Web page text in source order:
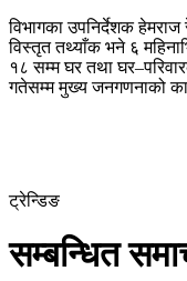
विभागका उपनिर्देशक
विस्तृत तथ्याँक भने ६
१८ सम्म घर तथा
गतेसम्म मुख्य जनगणनाको
ट्रेन्डिङ
सम्बन्धित